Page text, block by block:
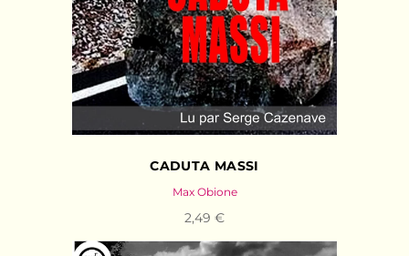
CADUTA MASSI
Max Obione
2,49 €